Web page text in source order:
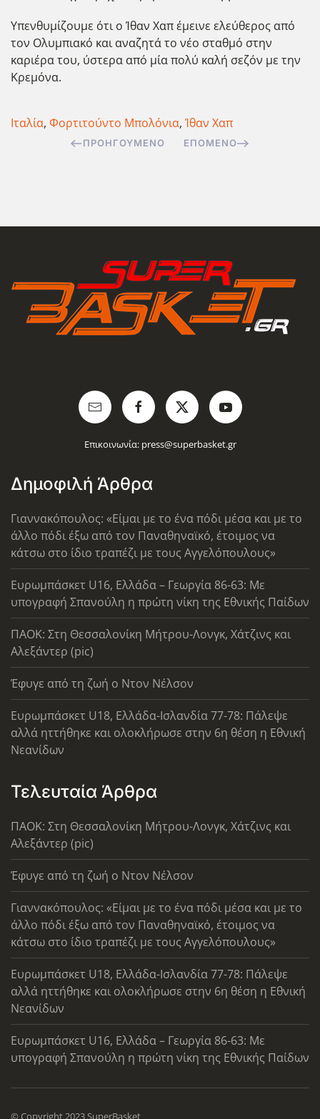
Υπενθυμίζουμε ότι ο Ίθαν Χαπ έμεινε ελεύθερος από
τον Ολυμπιακό και αναζητά το νέο σταθμό στην
καριέρα του, ύστερα από μία πολύ καλή σεζόν με την
Κρεμόνα.
Ιταλία, Φορτιτούντο Μπολόνια, Ίθαν Χαπ
ΠΡΟΗΓΟΎΜΕΝΟ ΕΠΌΜΕΝΟ
Επικοινωνία: press@superbasket.gr
Δημοφιλή Άρθρα
Γιαννακόπουλος: «Είμαι με το ένα πόδι μέσα και με το
άλλο πόδι έξω από τον Παναθηναϊκό, έτοιμος να
κάτσω στο ίδιο τραπέζι με τους Αγγελόπουλους»
Ευρωμπάσκετ U16, Ελλάδα – Γεωργία 86-63: Με
υπογραφή Σπανούλη η πρώτη νίκη της Εθνικής Παίδων
ΠΑΟΚ: Στη Θεσσαλονίκη Μήτρου-Λονγκ, Χάτζινς και
Αλεξάντερ (pic)
Έφυγε από τη ζωή ο Ντον Νέλσον
Ευρωμπάσκετ U18, Ελλάδα-Ισλανδία 77-78: Πάλεψε
αλλά ηττήθηκε και ολοκλήρωσε στην 6η θέση η Εθνική
Νεανίδων
Τελευταία Άρθρα
ΠΑΟΚ: Στη Θεσσαλονίκη Μήτρου-Λονγκ, Χάτζινς και
Αλεξάντερ (pic)
Έφυγε από τη ζωή ο Ντον Νέλσον
Γιαννακόπουλος: «Είμαι με το ένα πόδι μέσα και με το
άλλο πόδι έξω από τον Παναθηναϊκό, έτοιμος να
κάτσω στο ίδιο τραπέζι με τους Αγγελόπουλους»
Ευρωμπάσκετ U18, Ελλάδα-Ισλανδία 77-78: Πάλεψε
αλλά ηττήθηκε και ολοκλήρωσε στην 6η θέση η Εθνική
Νεανίδων
Ευρωμπάσκετ U16, Ελλάδα – Γεωργία 86-63: Με
υπογραφή Σπανούλη η πρώτη νίκη της Εθνικής Παίδων
© Copyright 2023 SuperBasket